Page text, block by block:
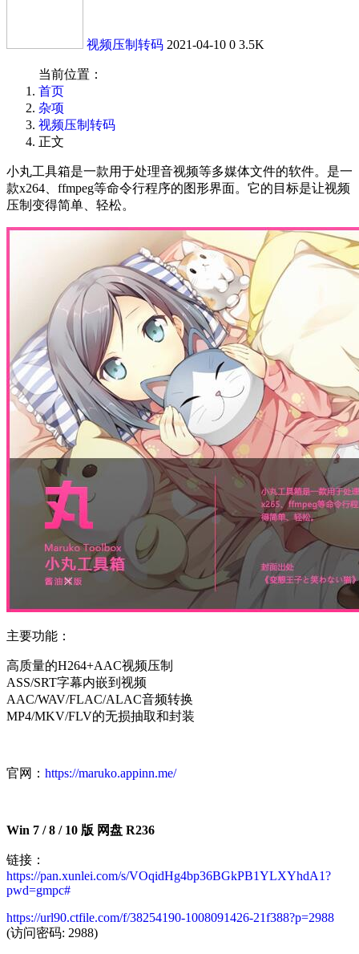
视频压制转码 2021-04-10 0 3.5K
当前位置：
首页
杂项
视频压制转码
正文
小丸工具箱是一款用于处理音视频等多媒体文件的软件。是一
款x264、ffmpeg等命令行程序的图形界面。它的目标是让视频
压制变得简单、轻松。
主要功能：
高质量的H264+AAC视频压制
ASS/SRT字幕内嵌到视频
AAC/WAV/FLAC/ALAC音频转换
MP4/MKV/FLV的无损抽取和封装
官网： https://maruko.appinn.me/
Win 7 / 8 / 10 版 网盘 R236
链接：
https://pan.xunlei.com/s/VOqidHg4bp36BGkPB1YLXYhdA1?
pwd=gmpc#
https://url90.ctfile.com/f/38254190-1008091426-21f388?p=2988
(访问密码: 2988)